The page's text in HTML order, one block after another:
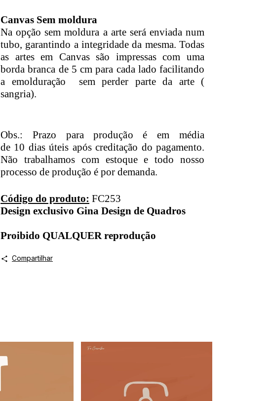
Canvas Sem moldura
Na opção sem moldura a arte será enviada num
tubo, garantindo a integridade da mesma. Todas
as artes em Canvas são impressas com uma
borda branca de 5 cm para cada lado facilitando
a emolduração sem perder parte da arte (
sangria).
Obs.: Prazo para produção é em média
de 10 dias úteis após creditação do pagamento.
Não trabalhamos com estoque e todo nosso
processo de produção é por demanda.
Código do produto: FC253
Design exclusivo Gina Design de Quadros
Proibido QUALQUER reprodução
Compartilhar